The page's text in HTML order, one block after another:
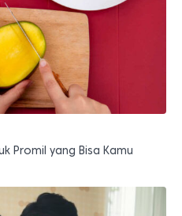
Promil yang Bisa Kamu